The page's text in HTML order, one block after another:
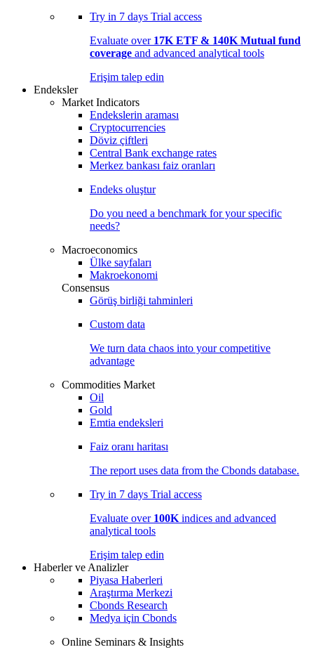
Try in 7 days Trial access
Evaluate over 17K ETF & 140K Mutual fund
coverage and advanced analytical tools
Erişim talep edin
Endeksler
Market Indicators
Endekslerin araması
Cryptocurrencies
Döviz çiftleri
Central Bank exchange rates
Merkez bankası faiz oranları
Endeks oluştur
Do you need a benchmark for your specific
needs?
Macroeconomics
Ülke sayfaları
Makroekonomi
Consensus
Görüş birliği tahminleri
Custom data
We turn data chaos into your competitive
advantage
Commodities Market
Oil
Gold
Emtia endeksleri
Faiz oranı haritası
The report uses data from the Cbonds database.
Try in 7 days Trial access
Evaluate over 100K indices and advanced
analytical tools
Erişim talep edin
Haberler ve Analizler
Piyasa Haberleri
Araştırma Merkezi
Cbonds Research
Medya için Cbonds
Online Seminars & Insights